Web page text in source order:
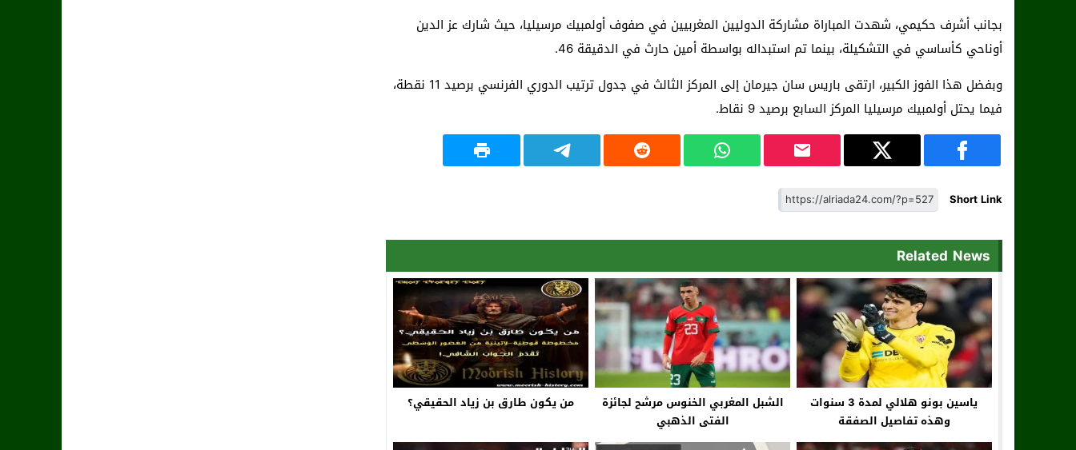
بجانب أشرف حكيمي، شهدت المباراة مشاركة الدوليين المغربيين في صفوف أولمبيك مرسيليا، حيث شارك عز الدين
أوناحي كأساسي في التشكيلة، بينما تم استبداله بواسطة أمين حارث في الدقيقة 46.
وبفضل هذا الفوز الكبير، ارتقى باريس سان جيرمان إلى المركز الثالث في جدول ترتيب الدوري الفرنسي برصيد 11 نقطة،
فيما يحتل أولمبيك مرسيليا المركز السابع برصيد 9 نقاط.
Short Link
Related News
ياسين بونو هلالي لمدة 3 سنوات
وهذه تفاصيل الصفقة
الشبل المغربي الخنوس مرشح لجائزة
الفتى الذهبي
من يكون طارق بن زياد الحقيقي؟